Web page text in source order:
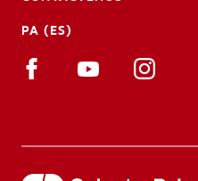
PA (ES)